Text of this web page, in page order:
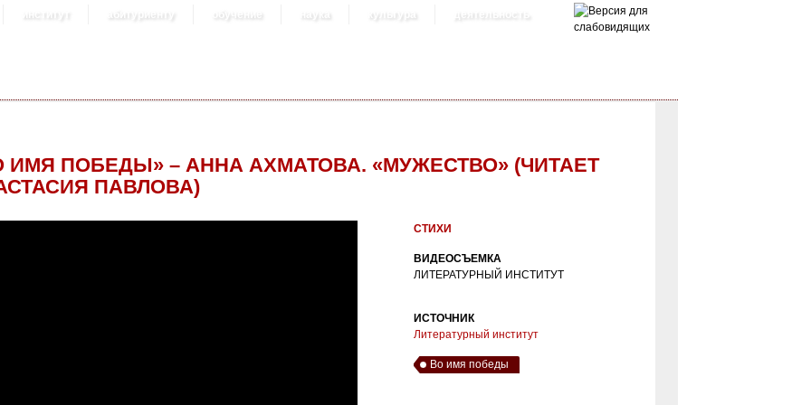
институт абитуриенту обучение наука культура деятельность
ИМЯ ПОБЕДЫ» – АННА АХМАТОВА. «МУЖЕСТВО» (ЧИТАЕТ
ПАВЛОВА)
(ЧИТАЕТ АНАСТАСИЯ ПАВЛОВА)СТИХИ
ВИДЕОСЪЕМКА
ЛИТЕРАТУРНЫЙ ИНСТИТУТ
ИСТОЧНИК
Литературный институт
Во имя победы